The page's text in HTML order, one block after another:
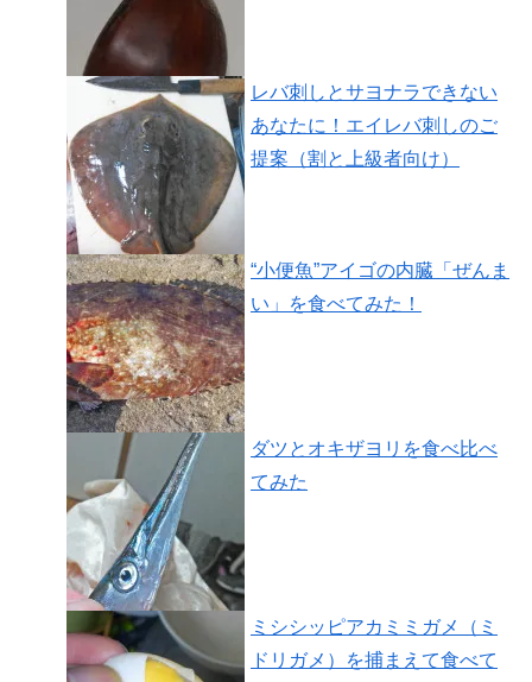
レバ刺しとサヨナラできない
あなたに！エイレバ刺しのご
提案（割と上級者向け）
“小便魚”アイゴの内臓「ぜんま
い」を食べてみた！
ダツとオキザヨリを食べ比べ
てみた
ミシシッピアカミミガメ（ミ
ドリガメ）を捕まえて食べて